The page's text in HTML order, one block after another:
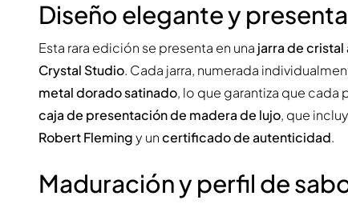
Diseño elegante y
Esta rara edición se presenta en una jarra de cristal
Crystal Studio. Cada jarra, numerada
metal dorado satinado, lo que garantiza que cada
caja de presentación de madera de lujo, que
Robert Flemingy uncertificado de autenticidad.
Maduración y perfil de